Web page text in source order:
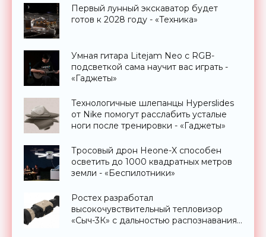
Первый лунный экскаватор будет
готов к 2028 году - «Техника»
Умная гитара Litejam Neo с RGB-
подсветкой сама научит вас играть -
«Гаджеты»
Технологичные шлепанцы Hyperslides
от Nike помогут расслабить усталые
ноги после тренировки - «Гаджеты»
Тросовый дрон Heone-X способен
осветить до 1000 квадратных метров
земли - «Беспилотники»
Ростех разработал
высокочувствительный тепловизор
«Сыч-3К» с дальностью распознавания